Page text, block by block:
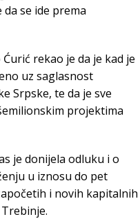
se ide prema
rekao je da je kad je
uz saglasnost
Srpske, te da je sve
projektima
je donijela odluku i o
u iznosu do pet
i novih kapitalnih